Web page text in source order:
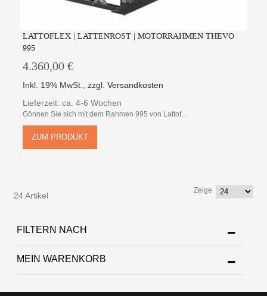
LATTOFLEX | LATTENROST | MOTORRAHMEN THEVO
995
4.360,00 €
Inkl. 19% MwSt. ,zzgl.Versandkosten
Lieferzeit: ca. 4-6 Wochen
Gönnen Sie sich mit dem Rahmen 995 von Lattof...
ZUM PRODUKT
24 Artikel
Zeige
FILTERN NACH
MEIN WARENKORB